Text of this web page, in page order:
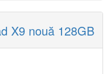
X9 nouă 128GB